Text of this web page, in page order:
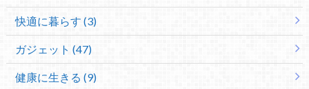
快適に暮らす (3)
ガジェット (47)
健康に生きる (9)